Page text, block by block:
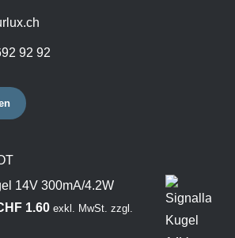
92 92
14V 300mA/4.2W
1.60 exkl. MwSt. zzgl.